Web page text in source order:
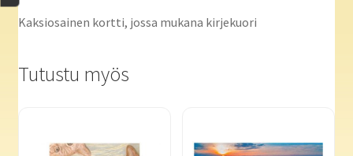
Kaksiosainen kortti, jossa mukana kirjekuori
Tutustu myös